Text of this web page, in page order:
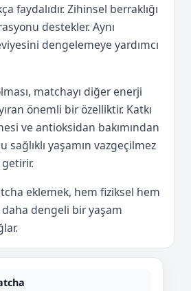
faydalıdır. Zihinsel berraklığı
destekler. Aynı
dengelemeye yardımcı
matchayı diğer enerji
önemli bir özelliktir. Katkı
ve antioksidan bakımından
sağlıklı yaşamın vazgeçilmez
eklemek, hem fiziksel hem
dengeli bir yaşam